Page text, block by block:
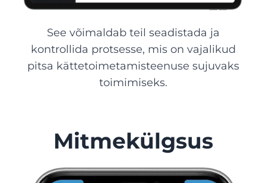
See võimaldab teil seadistada ja
kontrollida protsesse, mis on vajalikud
pitsa kättetoimetamisteenuse sujuvaks
toimimiseks.
Mitmekülgsus